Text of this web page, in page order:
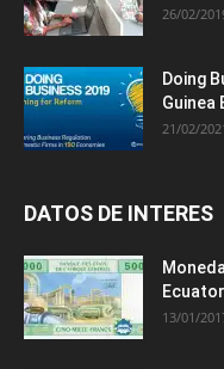
26/02/
Doing
Guinea
21/02/
DATOS DE INTERES
13/01/